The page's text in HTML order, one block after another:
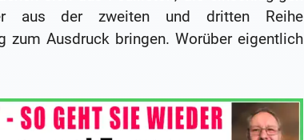
aus der zweiten und dritten Reihe
zum Ausdruck bringen. Worüber eigentlich